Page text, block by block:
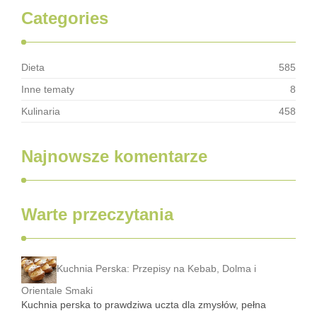
Categories
Dieta
585
Inne tematy
8
Kulinaria
458
Najnowsze komentarze
Warte przeczytania
Kuchnia Perska: Przepisy na Kebab, Dolma i
Orientale Smaki
Kuchnia perska to prawdziwa uczta dla zmysłów, pełna